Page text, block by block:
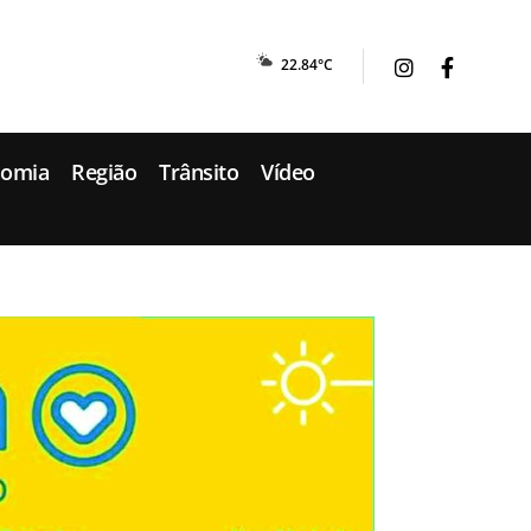
22.84°C
Região Trânsito Vídeo